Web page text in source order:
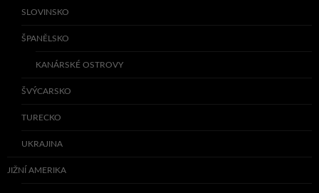
SLOVINSKO
ŠPANĚLSKO
KANÁRSKÉ OSTROVY
ŠVÝCARSKO
TURECKO
UKRAJINA
JIŽNÍ AMERIKA